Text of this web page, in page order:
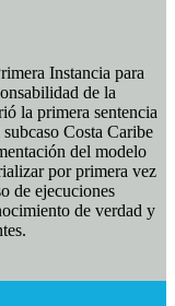
Instancia para
de la
la primera sentencia
Costa Caribe
del modelo
por primera vez
de ejecuciones
de verdad y